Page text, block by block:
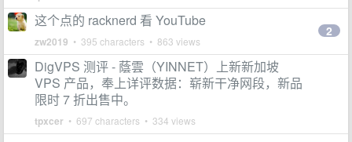
这个点的 racknerd 看 YouTube
zw2019 • 395 characters • 863 views
2
DigVPS 测评 - 蔭雲（YINNET）上新新加坡
VPS 产品，奉上详评数据：崭新干净网段，新品
限时 7 折出售中。
tpxcer • 697 characters • 334 views